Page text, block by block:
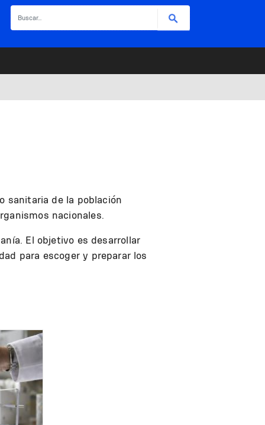
sanitaria de la población
nacionales.
El objetivo es desarrollar
para escoger y preparar los